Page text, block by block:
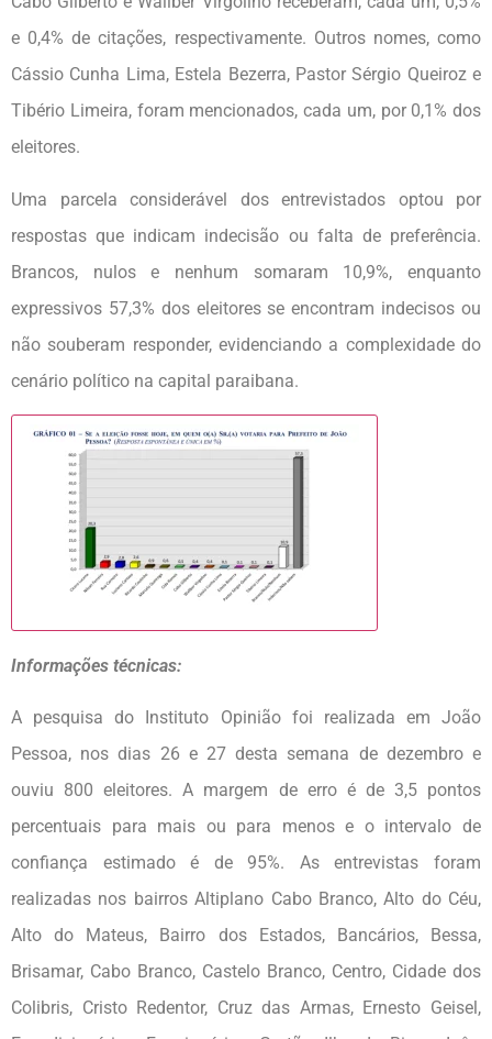
e 0,4% de citações, respectivamente. Outros nomes, como
Cássio Cunha Lima, Estela Bezerra, Pastor Sérgio Queiroz e
Tibério Limeira, foram mencionados, cada um, por 0,1% dos
eleitores.
Uma parcela considerável dos entrevistados optou por
respostas que indicam indecisão ou falta de preferência.
Brancos, nulos e nenhum somaram 10,9%, enquanto
expressivos 57,3% dos eleitores se encontram indecisos ou
não souberam responder, evidenciando a complexidade do
cenário político na capital paraibana.
Informações técnicas:
A pesquisa do Instituto Opinião foi realizada em João
Pessoa, nos dias 26 e 27 desta semana de dezembro e
ouviu 800 eleitores. A margem de erro é de 3,5 pontos
percentuais para mais ou para menos e o intervalo de
confiança estimado é de 95%. As entrevistas foram
realizadas nos bairros Altiplano Cabo Branco, Alto do Céu,
Alto do Mateus, Bairro dos Estados, Bancários, Bessa,
Brisamar, Cabo Branco, Castelo Branco, Centro, Cidade dos
Colibris, Cristo Redentor, Cruz das Armas, Ernesto Geisel,